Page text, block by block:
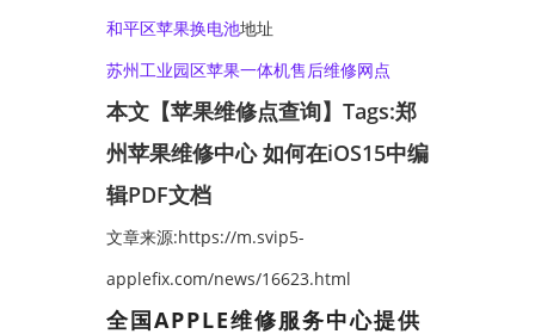
和平区苹果换电池地址
苏州工业园区苹果一体机售后维修网点
本文【苹果维修点查询】Tags:郑
州苹果维修中心 如何在iOS15中编
辑PDF文档
文章来源:https://m.svip5-
applefix.com/news/16623.html
全国APPLE维修服务中心提供